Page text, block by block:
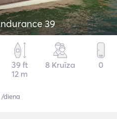
39
39 ft
12 m
8 Kruīza 0
/diena